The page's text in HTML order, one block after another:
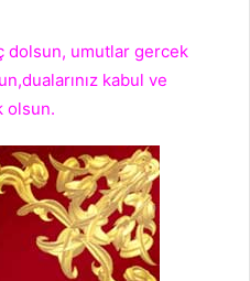
dolsun, umutlar gercek
kabul ve
olsun.